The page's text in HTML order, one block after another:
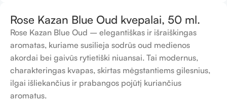
Rose Kazan Blue Oud kvepalai, 50 ml.
Rose Kazan Blue Oud – elegantiškas ir išraiškingas
aromatas, kuriame susilieja sodrūs oud medienos
akordai bei gaivūs rytietiški niuansai. Tai modernus,
charakteringas kvapas, skirtas mėgstantiems gilesnius,
ilgai išliekančius ir prabangos pojūtį kuriančius
aromatus.